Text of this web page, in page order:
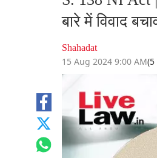
बारे में विवाद
Shahadat
15 Aug 2024 9:00 AM